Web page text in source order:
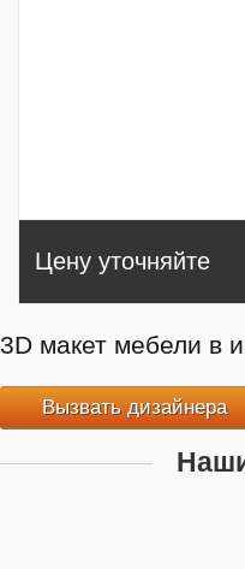
Цену уточняйте
3D макет мебели в
Вызвать дизайнера